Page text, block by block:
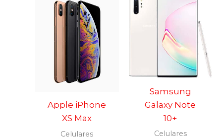
Apple iPhone
XS Max
Celulares
Samsung
Galaxy Note
10+
Celulares